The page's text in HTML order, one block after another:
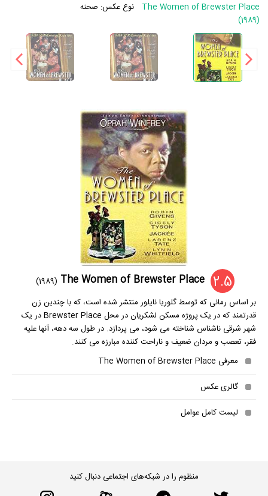
The Women of Brewster Place
(1989)
نوع عکس: صحنه
2.5
The Women of Brewster Place
(1989)
بر اساس رمانی که توسط گلوریا نایلور منتشر شده است، که با چندین زن
قدرتمند که در یک پروژه مسکن لشکریان در محل Brewster Place در یک
شهر شرقی ناشناس شناخته می شود، می پردازد. در طول سه دهه، آنها علیه
فقر، تعصب و مردان ضعیف و ناراحت کننده مبارزه می کنند.
معرفی The Women of Brewster Place
گالری عکس
لیست کامل عوامل
منظوم را در شبکه‌های اجتماعی دنبال کنید